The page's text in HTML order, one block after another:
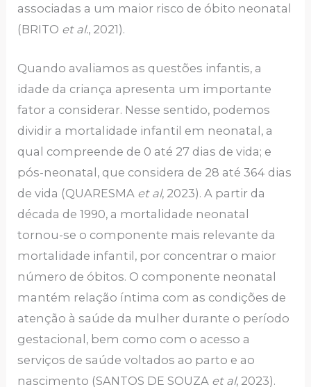
associadas a um maior risco de óbito neonatal
(BRITO et al., 2021).
Quando avaliamos as questões infantis, a
idade da criança apresenta um importante
fator a considerar. Nesse sentido, podemos
dividir a mortalidade infantil em neonatal, a
qual compreende de 0 até 27 dias de vida; e
pós-neonatal, que considera de 28 até 364 dias
de vida (QUARESMA et al, 2023). A partir da
década de 1990, a mortalidade neonatal
tornou-se o componente mais relevante da
mortalidade infantil, por concentrar o maior
número de óbitos. O componente neonatal
mantém relação íntima com as condições de
atenção à saúde da mulher durante o período
gestacional, bem como com o acesso a
serviços de saúde voltados ao parto e ao
nascimento (SANTOS DE SOUZA et al, 2023).